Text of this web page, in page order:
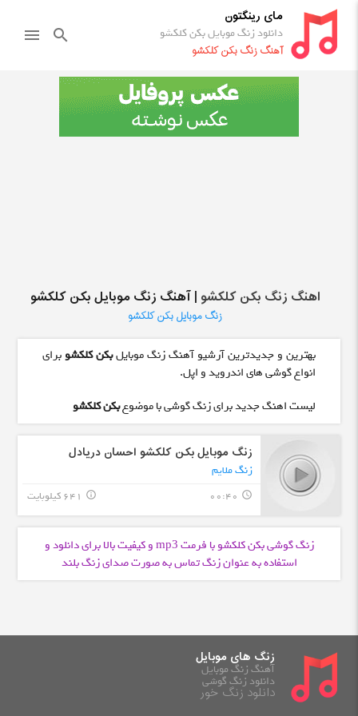
مای رینگتون
دانلود زنگ موبایل بکن کلکشو
آهنگ زنگ بکن کلکشو
search
menu
اهنگ زنگ بکن کلکشو | آهنگ زنگ موبایل بکن کلکشو
زنگ موبایل بکن کلکشو
بهترین و جدیدترین آرشیو آهنگ زنگ موبایلبکن کلکشوبرای
انواع گوشی های اندروید و اپل.
لیست اهنگ جدید برای زنگ گوشی با موضوعبکن کلکشو
زنگ موبایل بکن کلکشو احسان دریادل
زنگ ملایم
query_builder
00:40 641 کیلوبایت info_outline
زنگ گوشی بکن کلکشو با فرمت mp3 و کیفیت بالا برای دانلود و
استفاده به عنوان زنگ تماس به صورت صدای زنگ بلند
زنگ های موبایل
آهنگ زنگ موبایل
دانلود زنگ گوشی
دانلود زنگ خور